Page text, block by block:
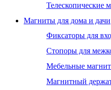
Телескопические
Магниты для дома и дачи
Фиксаторы для
Стопоры для
Мебельные
Магнитный